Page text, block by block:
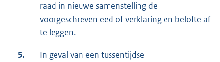
raad in nieuwe samenstelling de
voorgeschreven eed of verklaring en belofte af
te leggen.
5.
In geval van een tussentijdse